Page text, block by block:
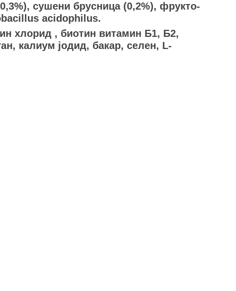
сушени брусница (0,2%), фрукто-
acidophilus.
хлорид , биотин витамин Б1, Б2,
калиум јодид, бакар, селен, L-